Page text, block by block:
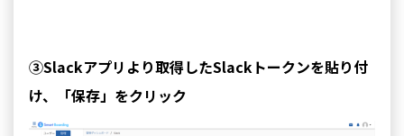
③Slackアプリより取得したSlackトークンを貼り付
け、「保存」をクリック